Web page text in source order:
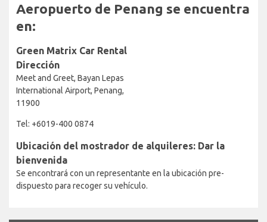
Aeropuerto de Penang se encuentra
en:
Green Matrix Car Rental
Dirección
Meet and Greet, Bayan Lepas
International Airport, Penang,
11900
Tel: +6019-400 0874
Ubicación del mostrador de alquileres: Dar la
bienvenida
Se encontrará con un representante en la ubicación pre-
dispuesto para recoger su vehículo.